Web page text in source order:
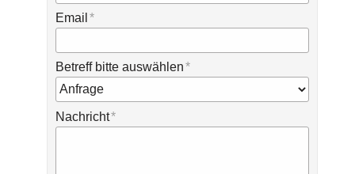
Email
Betreff bitte auswählen
Nachricht